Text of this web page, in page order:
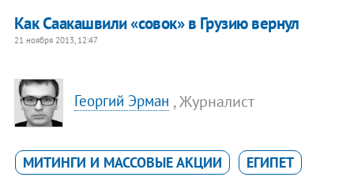
Как Саакашвили «совок» в Грузию вернул
21 ноября 2013, 12:47
Георгий Эрман , Журналист
МИТИНГИ И МАССОВЫЕ АКЦИИ
ЕГИПЕТ